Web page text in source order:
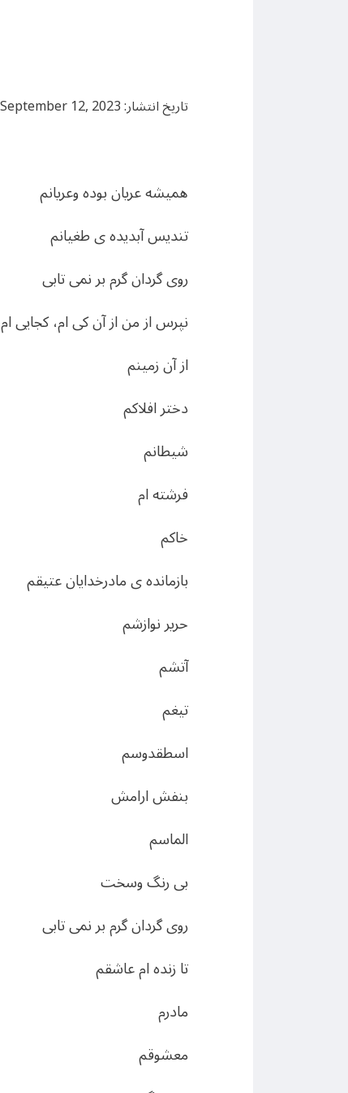
تاریخ انتشار: September 12, 2023
هميشه عريان بوده وعريانم
تنديس آبديده ى طغيانم
روى گردان گرم بر نمى تابى
نپرس از من از آن كى ام، كجايى ام
از آن زمينم
دختر افلاكم
شيطانم
فرشته ام
خاكم
بازمانده ى مادرخدايان عتيقم
حرير نوازشم
آتشم
تيغم
اسطقدوسم
بنفش ارامش
الماسم
بى رنگ وسخت
روى گردان گرم بر نمى تابى
تا زنده ام عاشقم
مادرم
معشوقم